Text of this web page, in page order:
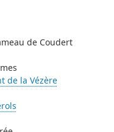
de Coudert
de la Vézère